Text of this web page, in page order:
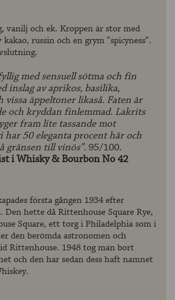
vanilj och ek. Kroppen är stor med
russin och en grym ”spicyness”.
med sensuell sötma och fin
inslag av aprikos, basilika,
vissa äppeltoner likaså. Faten är
och kryddan finlemmad. Lakrits
fram lite tassande mot
har 50 eleganta procent här och
gränsen till vinös”. 95/100.
i Whisky & Bourbon No 42
första gången 1934 efter
Den hette då Rittenhouse Square Rye,
Square, ett torg i Philadelphia som i
den berömda astronomen och
Rittenhouse. 1948 tog man bort
och den har sedan dess haft namnet